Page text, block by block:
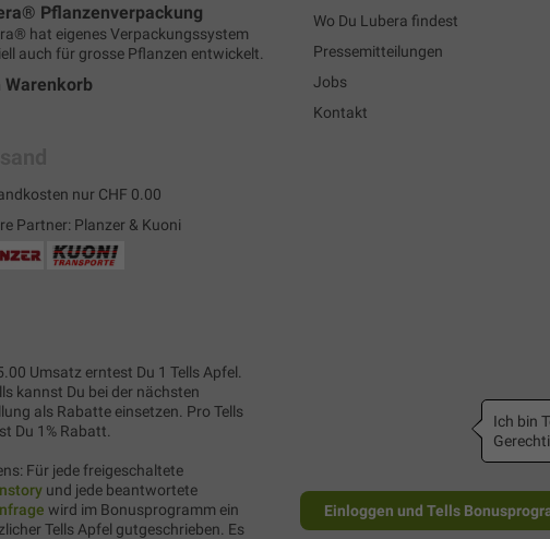
Pflanzenverpackung
hat eigenes Verpackungssystem
auch für grosse Pflanzen entwickelt.
Warenkorb
nur CHF 0.00
Partner: Planzer & Kuoni
Wo Du Lubera findest
Pressemitteilungen
Jobs
Kontakt
Umsatz erntest Du 1 Tells Apfel.
kannst Du bei der nächsten
als Rabatte einsetzen. Pro Tells
Du 1% Rabatt.
Für jede freigeschaltete
und jede beantwortete
wird im Bonusprogramm ein
Tells Apfel gutgeschrieben. Es
Ich bin
Einloggen und Tells